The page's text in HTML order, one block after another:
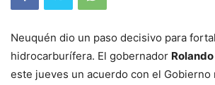
Neuquén dio un paso decisivo para
hidrocarburífera. El gobernador
este jueves un acuerdo con el Gobierno